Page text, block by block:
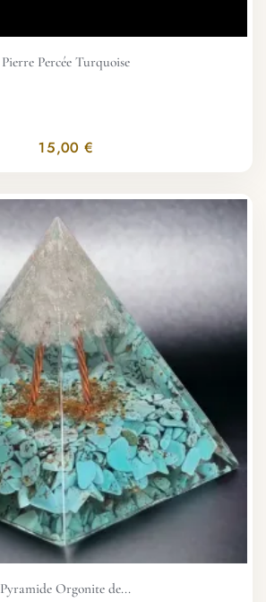
Pierre Percée Turquoise
15,00 €
Pyramide Orgonite de...